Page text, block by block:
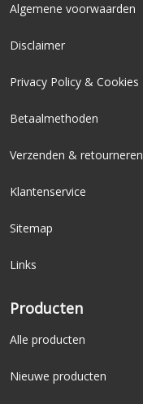
Algemene voorwaarden
Disclaimer
Privacy Policy & Cookies
Betaalmethoden
Verzenden & retourneren
Klantenservice
Sitemap
Links
Producten
Alle producten
Nieuwe producten